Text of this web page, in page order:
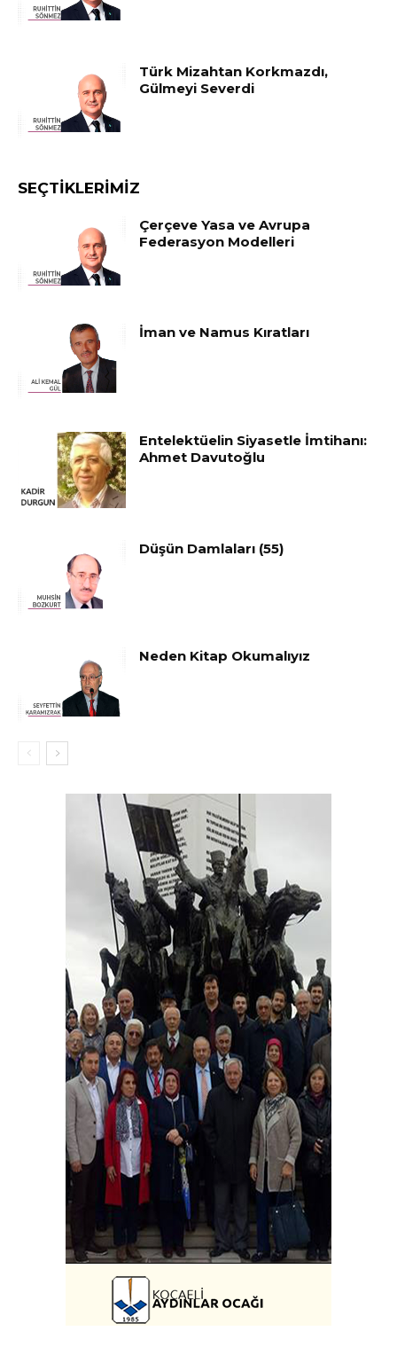
Türk Mizahtan Korkmazdı,
Gülmeyi Severdi
SEÇTIKLERIMIZ
Çerçeve Yasa ve Avrupa
Federasyon Modelleri
İman ve Namus Kıratları
Entelektüelin Siyasetle İmtihanı:
Ahmet Davutoğlu
Düşün Damlaları (55)
Neden Kitap Okumalıyız